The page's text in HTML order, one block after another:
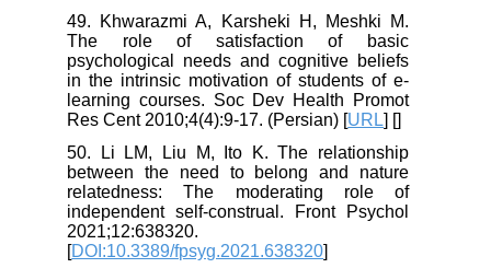
49. Khwarazmi A, Karsheki H, Meshki M.
The role of satisfaction of basic
psychological needs and cognitive beliefs
in the intrinsic motivation of students of e-
learning courses. Soc Dev Health Promot
Res Cent 2010;4(4):9-17. (Persian) [URL] [
50. Li LM, Liu M, Ito K. The relationship
between the need to belong and nature
relatedness: The moderating role of
independent self-construal. Front Psychol
2021;12:638320.
[DOI:10.3389/fpsyg.2021.638320